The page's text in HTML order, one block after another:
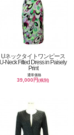
Uネックタイトワンピース
U-Neck Fitted Dress in Paisely
Print
通常価格
39,000円(税別)